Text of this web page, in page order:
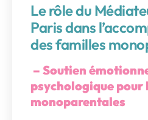
Le rôle du
Paris dans
des familles
– Soutien
psychologique
monoparentales